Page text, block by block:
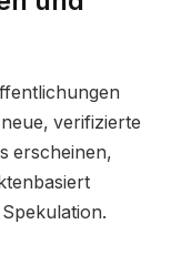
verifizierte
erscheinen,